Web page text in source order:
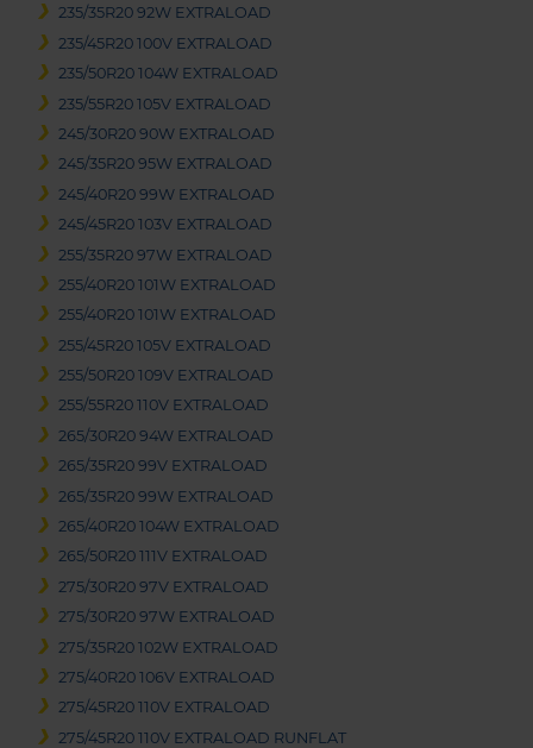
235/35R20 92W EXTRALOAD
235/45R20 100V EXTRALOAD
235/50R20 104W EXTRALOAD
235/55R20 105V EXTRALOAD
245/30R20 90W EXTRALOAD
245/35R20 95W EXTRALOAD
245/40R20 99W EXTRALOAD
245/45R20 103V EXTRALOAD
255/35R20 97W EXTRALOAD
255/40R20 101W EXTRALOAD
255/40R20 101W EXTRALOAD
255/45R20 105V EXTRALOAD
255/50R20 109V EXTRALOAD
255/55R20 110V EXTRALOAD
265/30R20 94W EXTRALOAD
265/35R20 99V EXTRALOAD
265/35R20 99W EXTRALOAD
265/40R20 104W EXTRALOAD
265/50R20 111V EXTRALOAD
275/30R20 97V EXTRALOAD
275/30R20 97W EXTRALOAD
275/35R20 102W EXTRALOAD
275/40R20 106V EXTRALOAD
275/45R20 110V EXTRALOAD
275/45R20 110V EXTRALOAD RUNFLAT